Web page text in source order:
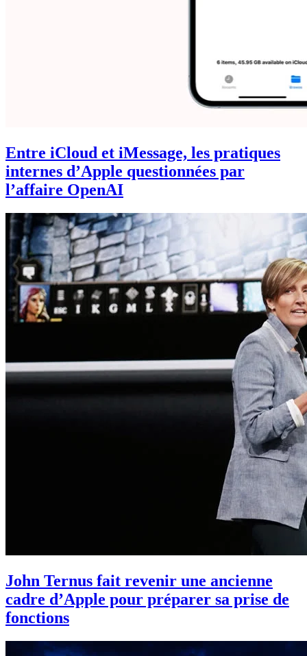
Entre iCloud et iMessage, les pratiques
internes d’Apple questionnées par
l’affaire OpenAI
John Ternus fait revenir une ancienne
cadre d’Apple pour préparer sa prise de
fonctions